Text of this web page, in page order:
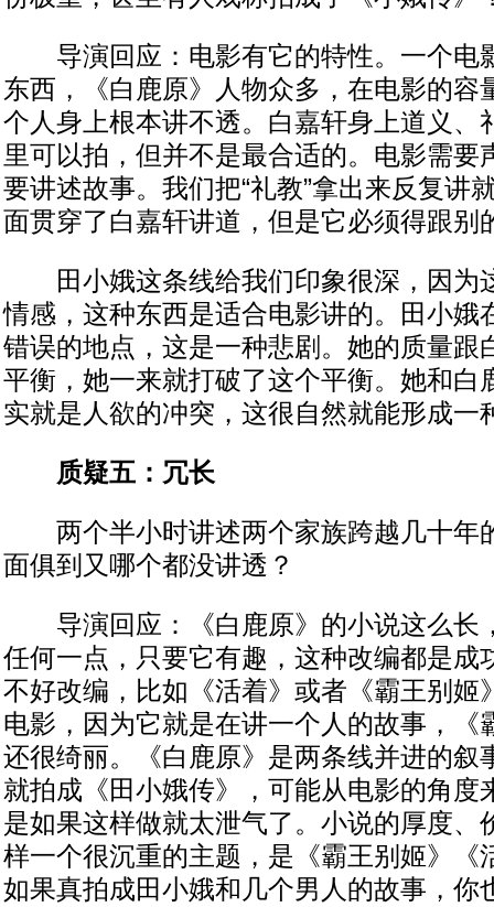
导演回应：电影有它的特性。一个电
东西，《白鹿原》人物众多，在电影的容
个人身上根本讲不透。白嘉轩身上道义、
里可以拍，但并不是最合适的。电影需要
要讲述故事。我们把“礼教”拿出来反复讲
面贯穿了白嘉轩讲道，但是它必须得跟别
田小娥这条线给我们印象很深，因为
情感，这种东西是适合电影讲的。田小娥
错误的地点，这是一种悲剧。她的质量跟
平衡，她一来就打破了这个平衡。她和白
实就是人欲的冲突，这很自然就能形成一
质疑五：冗长
两个半小时讲述两个家族跨越几十年
面俱到又哪个都没讲透？
导演回应：《白鹿原》的小说这么长
任何一点，只要它有趣，这种改编都是成
不好改编，比如《活着》或者《霸王别姬
电影，因为它就是在讲一个人的故事，《
还很绮丽。《白鹿原》是两条线并进的叙
就拍成《田小娥传》，可能从电影的角度
是如果这样做就太泄气了。小说的厚度、
样一个很沉重的主题，是《霸王别姬》《
如果真拍成田小娥和几个男人的故事，你